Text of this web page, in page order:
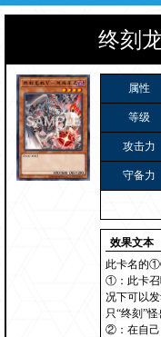
终刻
属性
等级
攻击力
守备力
效果文本
此卡名的
①：此卡召
况下可以
只“终刻”怪
②：在自己